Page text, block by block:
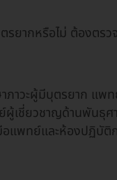
ยากหรือไม่ ต้องตรว
าวะผู้มีบุตรยาก แพท
ย์ผู้เชี่ยวชาญด้านพันธุ
อแพทย์และห้องปฏิบั